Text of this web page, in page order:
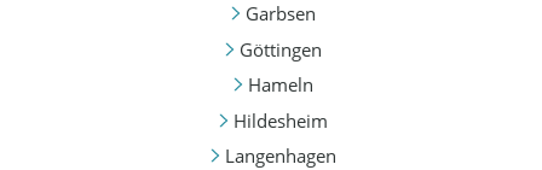
Garbsen
Göttingen
Hameln
Hildesheim
Langenhagen